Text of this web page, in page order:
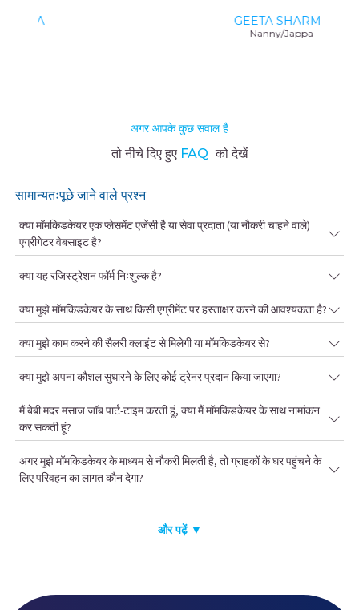
अगर आपके कुछ सवाल है
तो नीचे दिए हुए FAQ को देखें
सामान्यतःपूछे जाने वाले प्रश्न
क्या मॉमकिडकेयर एक प्लेसमेंट एजेंसी है या सेवा प्रदाता (या नौकरी चाहने वाले)
एग्रीगेटर वेबसाइट है?
क्या यह रजिस्ट्रेशन फॉर्म निःशुल्क है?
क्या मुझे मॉमकिडकेयर के साथ किसी एग्रीमेंट पर हस्ताक्षर करने की आवश्यकता है?
क्या मुझे काम करने की सैलरी क्लाइंट से मिलेगी या मॉमकिडकेयर से?
क्या मुझे अपना कौशल सुधारने के लिए कोई ट्रेनर प्रदान किया जाएगा?
मैं बेबी मदर मसाज जॉब पार्ट-टाइम करती हूं, क्या मैं मॉमकिडकेयर के साथ नामांकन
कर सकती हूं?
अगर मुझे मॉमकिडकेयर के माध्यम से नौकरी मिलती है, तो ग्राहकों के घर पहुंचने के
लिए परिवहन का लागत कौन देगा?
और पढ़ें ▼